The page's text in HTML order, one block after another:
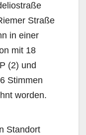
Straße
in einer
mit 18
(2) und
Stimmen
worden.
Standort